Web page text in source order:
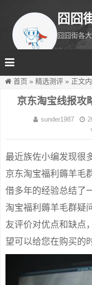
囧囧
囧囧街各
首页 » 精选测评 » 正文
京东淘宝线报攻
sunder1987
最近族佐小编发现很
京东淘宝福利薅羊毛
借多年的经验总结了
淘宝福利薅羊毛群疑
友评价对优点和缺点
望可以给您在购买的